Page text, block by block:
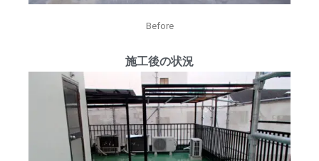
Before
施工後の状況